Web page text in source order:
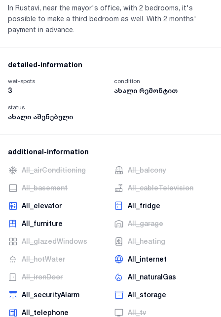
In Rustavi, near the mayor's office, with 2 bedrooms, it's
possible to make a third bedroom as well. With 2 months'
payment in advance.
detailed-information
wet-spots
3
condition
ახალი რემონტით
status
ახალი აშენებული
additional-information
AII_airConditioning AII_balcony
AII_basement AII_cableTelevision
AII_elevator AII_fridge
AII_furniture AII_garage
AII_glazedWindows AII_heating
AII_hotWater AII_internet
AII_ironDoor AII_naturalGas
AII_securityAlarm AII_storage
AII_telephone AII_tv